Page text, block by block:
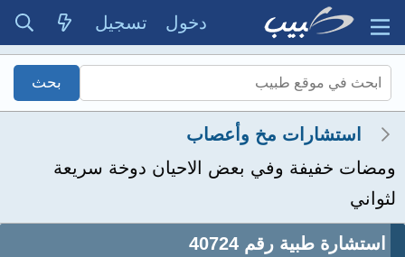
دخول تسجيل
استشارات مخ وأعصاب
ومضات خفيفة وفي بعض الاحيان دوخة سريعة
لثواني
استشارة طبية رقم 40724